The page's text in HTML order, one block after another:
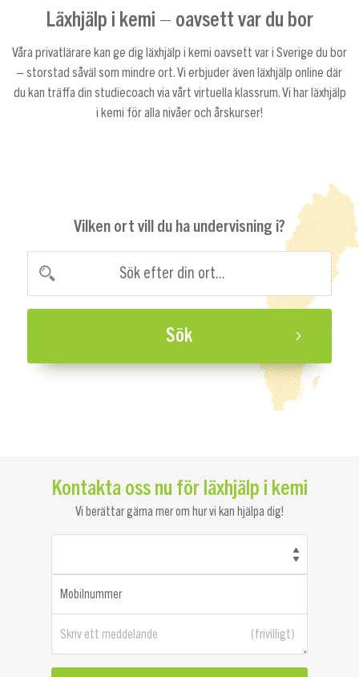
Läxhjälp i kemi – oavsett var du bor
Våra privatlärare kan ge dig läxhjälp i kemi oavsett var i Sverige du bor
– storstad såväl som mindre ort. Vi erbjuder även läxhjälp online där
du kan träffa din studiecoach via vårt virtuella klassrum. Vi har läxhjälp
i kemi för alla nivåer och årskurser!
Vilken ort vill du ha undervisning i?
Kontakta oss nu för läxhjälp i kemi
Vi berättar gärna mer om hur vi kan hjälpa dig!
Mobilnummer
Skriv ett meddelande